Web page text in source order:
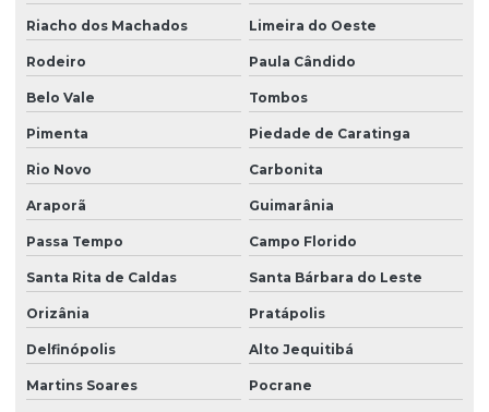
Riacho dos Machados Limeira do Oeste
Rodeiro Paula Cândido
Belo Vale Tombos
Pimenta Piedade de Caratinga
Rio Novo Carbonita
Araporã Guimarânia
Passa Tempo Campo Florido
Santa Rita de Caldas Santa Bárbara do Leste
Orizânia Pratápolis
Delfinópolis Alto Jequitibá
Martins Soares Pocrane